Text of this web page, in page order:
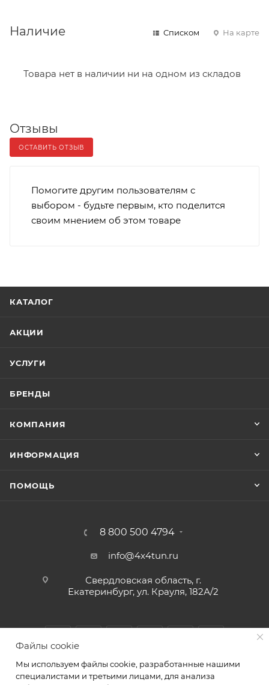
Наличие Списком На карте
Товара нет в наличии ни на одном из складов
Отзывы
ОСТАВИТЬ ОТЗЫВ
Помогите другим пользователям с
выбором - будьте первым, кто поделится
своим мнением об этом товаре
КАТАЛОГ
АКЦИИ
УСЛУГИ
БРЕНДЫ
КОМПАНИЯ
ИНФОРМАЦИЯ
ПОМОЩЬ
8 800 500 4794
info@4x4tun.ru
Свердловская область, г.
Екатеринбург, ул. Крауля, 182А/2
Файлы cookie
Мы используем файлы cookie, разработанные нашими
специалистами и третьими лицами, для анализа